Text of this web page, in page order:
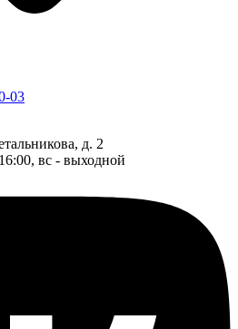
03
д. 2
вс - выходной